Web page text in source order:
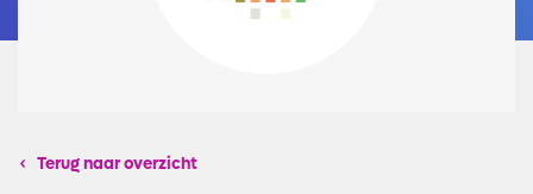
Terug naar overzicht